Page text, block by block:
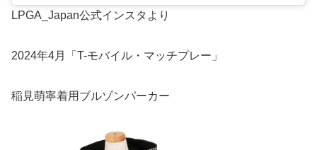
LPGA_Japan公式インスタより
2024年4月「T-モバイル・マッチプレー」
稲見萌寧着用ブルゾンパーカー